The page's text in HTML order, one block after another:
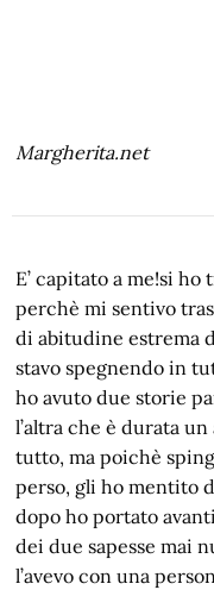
Margherita.net
E’ capitato a me!si
perchè mi sentivo
di abitudine estrema
stavo spegnendo in
ho avuto due storie
l’altra che è durata un
tutto, ma poichè
perso, gli ho mentito
dopo ho portato
dei due sapesse mai
l’avevo con una